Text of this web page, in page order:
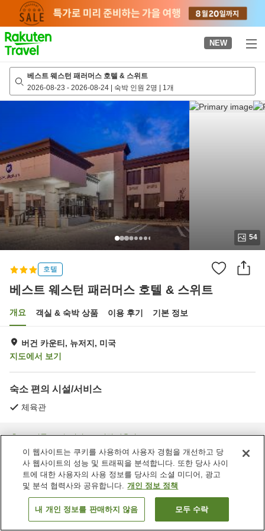
page
NEW
베스트 웨스턴 패러머스 호텔 & 스위트
2026-08-23 - 2026-08-24 | 숙박 인원 2명 | 1개
54
호텔
베스트 웨스턴 패러머스 호텔 & 스위트
개요 객실 & 숙박 상품 이용 후기 기본 정보
버건 카운티, 뉴저지, 미국
지도에서 보기
숙소 편의 시설/서비스
체육관
홈 미국 뉴저지
버건 카운티
베스트 웨스턴 패러머스 호텔 & 스위트
객실 보기
이 웹사이트는 쿠키를 사용하여 사용자 경험을 개선하고 당
사 웹사이트의 성능 및 트래픽을 분석합니다. 또한 당사 사이
트에 대한 사용자의 사용 정보를 당사의 소셜 미디어, 광고
및 분석 협력사와 공유합니다. 개인 정보 정책
내 개인 정보를 판매하지 않음 모두 수락